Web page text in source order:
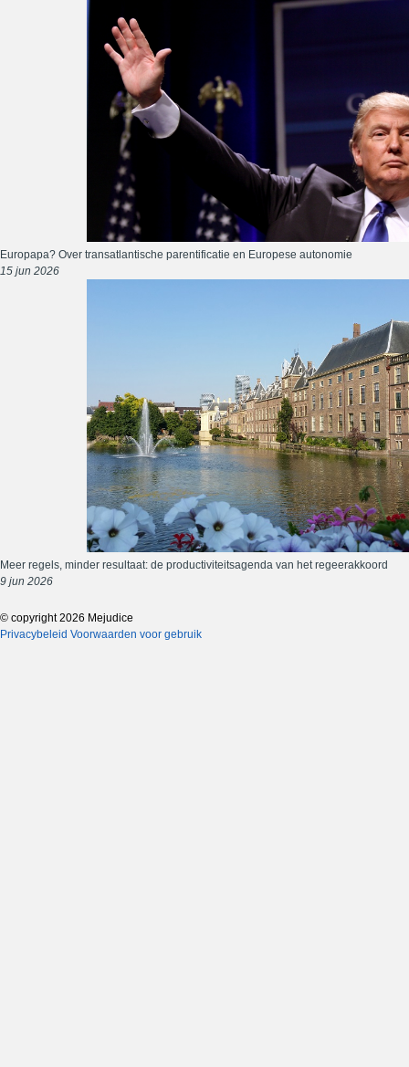
Europapa? Over transatlantische parentificatie en Europese autonomie
15 jun 2026
Meer regels, minder resultaat: de productiviteitsagenda van het regeerakkoord
9 jun 2026
© copyright 2026 Mejudice
Privacybeleid Voorwaarden voor gebruik